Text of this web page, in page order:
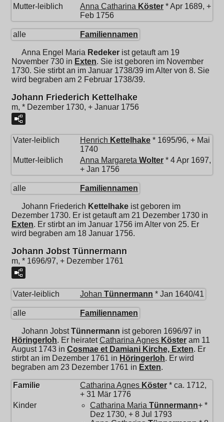
Mutter-leiblich
Anna Catharina Köster * Apr 1689, +
Feb 1756
alle Familiennamen
Anna Engel Maria Redeker ist getauft am 19
November 730 in Exten. Sie ist geboren im November
1730. Sie stirbt an im Januar 1738/39 im Alter von 8. Sie
wird begraben am 2 Februar 1738/39.
Johann Friederich Kettelhake
m, * Dezember 1730, + Januar 1756
Vater-leiblich Henrich Kettelhake * 1695/96, + Mai
1740
Mutter-leiblich
Anna Margareta Wolter * 4 Apr 1697,
+ Jan 1756
alle Familiennamen
Johann Friederich Kettelhake ist geboren im
Dezember 1730. Er ist getauft am 21 Dezember 1730 in
Exten. Er stirbt an im Januar 1756 im Alter von 25. Er
wird begraben am 18 Januar 1756.
Johann Jobst Tünnermann
m, * 1696/97, + Dezember 1761
Vater-leiblich Johan Tünnermann * Jan 1640/41
alle Familiennamen
Johann Jobst Tünnermann ist geboren 1696/97 in
Höringerloh. Er heiratetCatharina Agnes Köster am 11
August 1743 in Cosmae et Damiani Kirche, Exten. Er
stirbt an im Dezember 1761 in Höringerloh. Er wird
begraben am 23 Dezember 1761 in Exten.
Familie Catharina Agnes Köster * ca. 1712,
+ 31 Mär 1776
Kinder
Catharina Maria Tünnermann+ *
Dez 1730, + 8 Jul 1793